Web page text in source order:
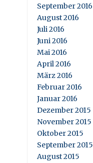
September 2016
August 2016
Juli 2016
Juni 2016
Mai 2016
April 2016
März 2016
Februar 2016
Januar 2016
Dezember 2015
November 2015
Oktober 2015
September 2015
August 2015